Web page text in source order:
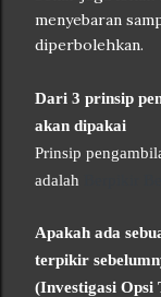
menyebaran
diperbolehkan.
Dari 3 prinsip
akan dipakai
Prinsip
adalah
Apakah ada
terpikir
(Investigasi Opsi